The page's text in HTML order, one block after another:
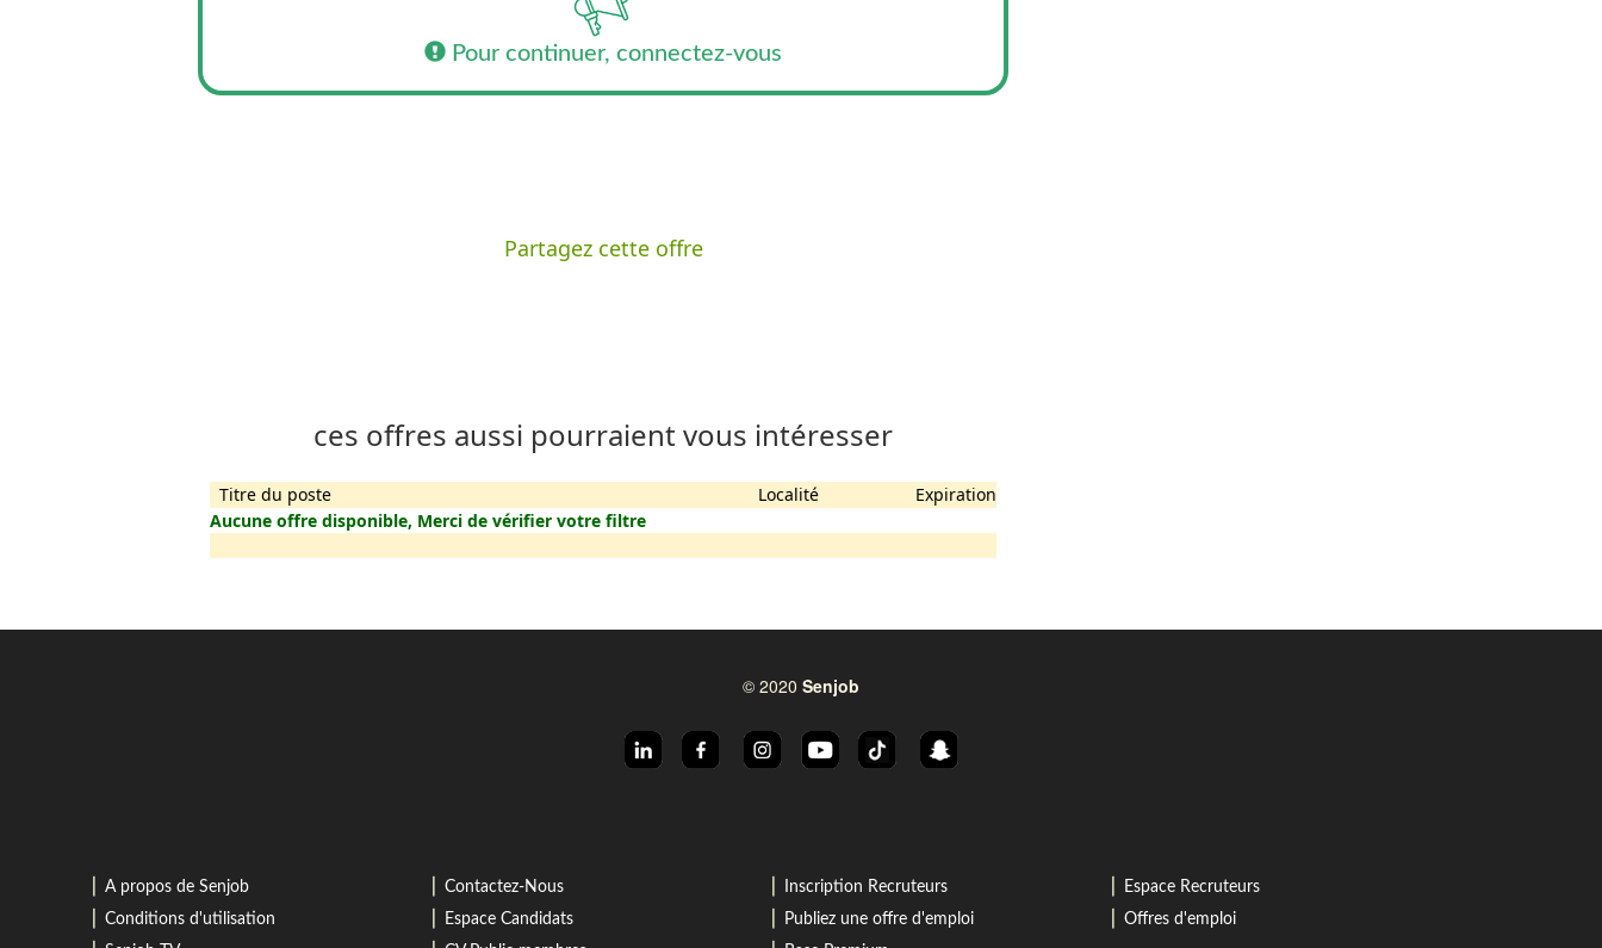
Pour continuer, connectez-vous
Partagez cette offre
ces offres aussi pourraient vous intéresser
Titre du poste Localité
Expiration
Aucune offre disponible, Merci de vérifier votre filtre
© 2020 Senjob
A propos de Senjob Contactez-Nous Inscription Recruteurs Espace Recruteurs
Conditions d'utilisation Espace Candidats Publiez une offre d'emploi Offres d'emploi